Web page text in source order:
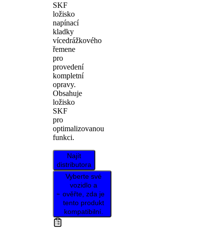
SKF
ložisko
napínací
kladky
vícedrážkového
řemene
pro
provedení
kompletní
opravy.
Obsahuje
ložisko
SKF
pro
optimalizovanou
funkci.
Najít
distributora
Vyberte své
vozidlo a
ověřte, zda je
tento produkt
kompatibilní.